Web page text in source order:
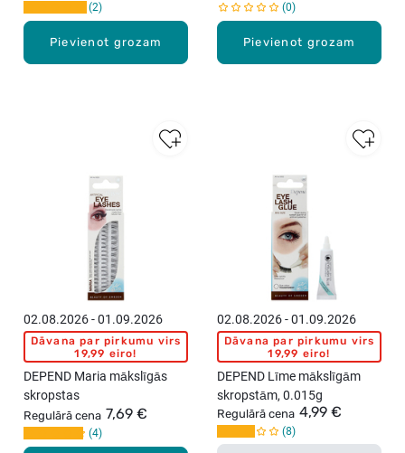
Pievienot grozam
2
Pievienot grozam
0
02.08.2026 - 01.09.2026
Dāvana par pirkumu virs
19,99 eiro!
DEPEND Maria mākslīgās
skropstas
Regulārā cena 7,69 €
4
02.08.2026 - 01.09.2026
Dāvana par pirkumu virs
19,99 eiro!
DEPEND Līme mākslīgām
skropstām, 0.015g
Regulārā cena 4,99 €
8